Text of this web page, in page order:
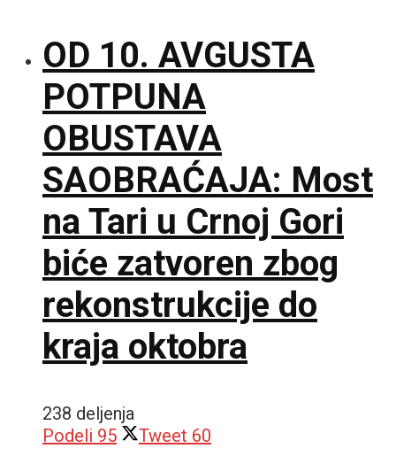
OD 10. AVGUSTA
POTPUNA
OBUSTAVA
SAOBRAĆAJA: Most
na Tari u Crnoj Gori
biće zatvoren zbog
rekonstrukcije do
kraja oktobra
238 deljenja
Podeli 95 Tweet 60